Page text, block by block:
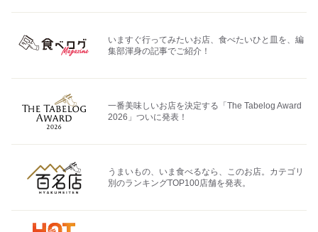
いますぐ行ってみたいお店、食べたいひと皿を、編
集部渾身の記事でご紹介！
一番美味しいお店を決定する「The Tabelog Award
2026」ついに発表！
うまいもの、いま食べるなら、このお店。カテゴリ
別のランキングTOP100店舗を発表。